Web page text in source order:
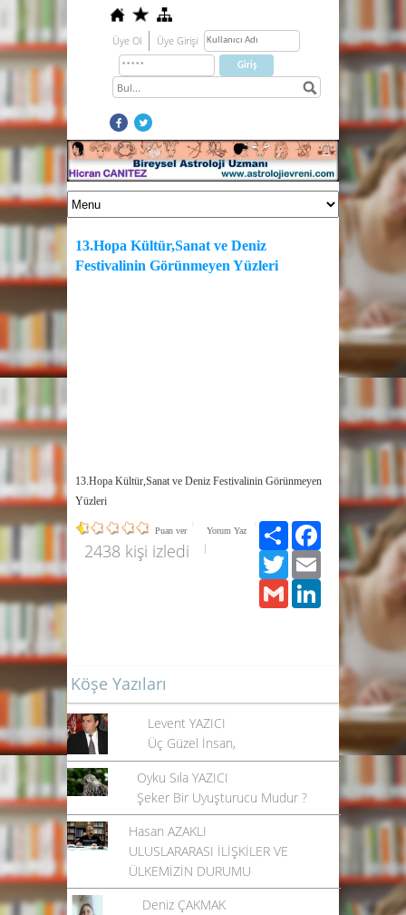
Üye Ol Üye Girişi
13.Hopa Kültür,Sanat ve Deniz
Festivalinin Görünmeyen Yüzleri
13.Hopa Kültür,Sanat ve Deniz Festivalinin Görünmeyen
Yüzleri
Puan ver Yorum Yaz
2438 kişi izledi
Paylaş Facebook
Twitter Email
Gmail LinkedIn
Köşe Yazıları
Levent YAZICI
Üç Güzel İnsan,
Oyku Sıla YAZICI
Şeker Bir Uyuşturucu Mudur ?
Hasan AZAKLI
ULUSLARARASI İLİŞKİLER VE
ÜLKEMİZİN DURUMU
Deniz ÇAKMAK